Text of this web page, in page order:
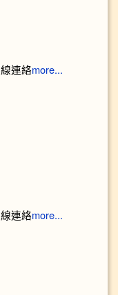
連絡more...
連絡more...